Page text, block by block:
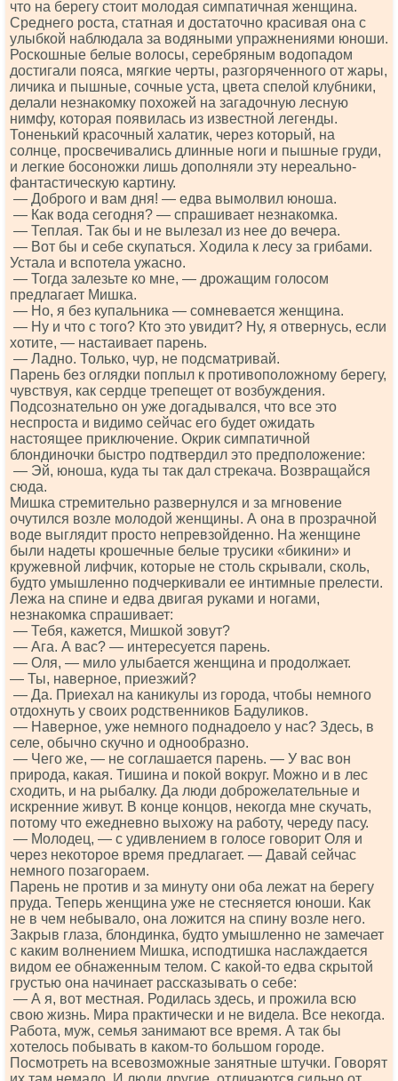
что на берегу стоит молодая симпатичная женщина.
Среднего роста, статная и достаточно красивая она с
улыбкой наблюдала за водяными упражнениями юноши.
Роскошные белые волосы, серебряным водопадом
достигали пояса, мягкие черты, разгоряченного от жары,
личика и пышные, сочные уста, цвета спелой клубники,
делали незнакомку похожей на загадочную лесную
нимфу, которая появилась из известной легенды.
Тоненький красочный халатик, через который, на
солнце, просвечивались длинные ноги и пышные груди,
и легкие босоножки лишь дополняли эту нереально-
фантастическую картину.
— Доброго и вам дня! — едва вымолвил юноша.
— Как вода сегодня? — спрашивает незнакомка.
— Теплая. Так бы и не вылезал из нее до вечера.
— Вот бы и себе скупаться. Ходила к лесу за грибами.
Устала и вспотела ужасно.
— Тогда залезьте ко мне, — дрожащим голосом
предлагает Мишка.
— Но, я без купальника — сомневается женщина.
— Ну и что с того? Кто это увидит? Ну, я отвернусь, если
хотите, — настаивает парень.
— Ладно. Только, чур, не подсматривай.
Парень без оглядки поплыл к противоположному берегу,
чувствуя, как сердце трепещет от возбуждения.
Подсознательно он уже догадывался, что все это
неспроста и видимо сейчас его будет ожидать
настоящее приключение. Окрик симпатичной
блондиночки быстро подтвердил это предположение:
— Эй, юноша, куда ты так дал стрекача. Возвращайся
сюда.
Мишка стремительно развернулся и за мгновение
очутился возле молодой женщины. А она в прозрачной
воде выглядит просто непревзойденно. На женщине
были надеты крошечные белые трусики «бикини» и
кружевной лифчик, которые не столь скрывали, сколь,
будто умышленно подчеркивали ее интимные прелести.
Лежа на спине и едва двигая руками и ногами,
незнакомка спрашивает:
— Тебя, кажется, Мишкой зовут?
— Ага. А вас? — интересуется парень.
— Оля, — мило улыбается женщина и продолжает.
— Ты, наверное, приезжий?
— Да. Приехал на каникулы из города, чтобы немного
отдохнуть у своих родственников Бадуликов.
— Наверное, уже немного поднадоело у нас? Здесь, в
селе, обычно скучно и однообразно.
— Чего же, — не соглашается парень. — У вас вон
природа, какая. Тишина и покой вокруг. Можно и в лес
сходить, и на рыбалку. Да люди доброжелательные и
искренние живут. В конце концов, некогда мне скучать,
потому что ежедневно выхожу на работу, череду пасу.
— Молодец, — с удивлением в голосе говорит Оля и
через некоторое время предлагает. — Давай сейчас
немного позагораем.
Парень не против и за минуту они оба лежат на берегу
пруда. Теперь женщина уже не стесняется юноши. Как
не в чем небывало, она ложится на спину возле него.
Закрыв глаза, блондинка, будто умышленно не замечает
с каким волнением Мишка, исподтишка наслаждается
видом ее обнаженным телом. С какой-то едва скрытой
грустью она начинает рассказывать о себе:
— А я, вот местная. Родилась здесь, и прожила всю
свою жизнь. Мира практически и не видела. Все некогда.
Работа, муж, семья занимают все время. А так бы
хотелось побывать в каком-то большом городе.
Посмотреть на всевозможные занятные штучки. Говорят